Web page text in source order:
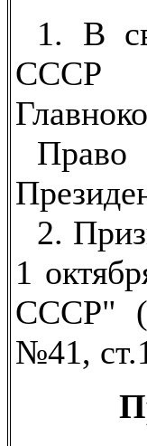
1. В
СССР
Право
2.
1
СССР"
№41,